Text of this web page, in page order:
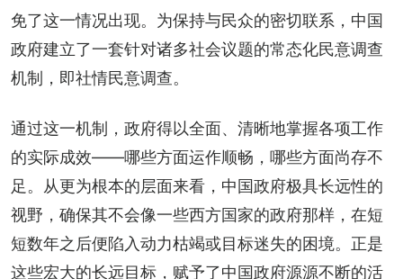
免了这一情况出现。为保持与民众的密切联系，中国
政府建立了一套针对诸多社会议题的常态化民意调查
机制，即社情民意调查。
通过这一机制，政府得以全面、清晰地掌握各项工作
的实际成效——哪些方面运作顺畅，哪些方面尚存不
足。从更为根本的层面来看，中国政府极具长远性的
视野，确保其不会像一些西方国家的政府那样，在短
短数年之后便陷入动力枯竭或目标迷失的困境。正是
这些宏大的长远目标，赋予了中国政府源源不断的活